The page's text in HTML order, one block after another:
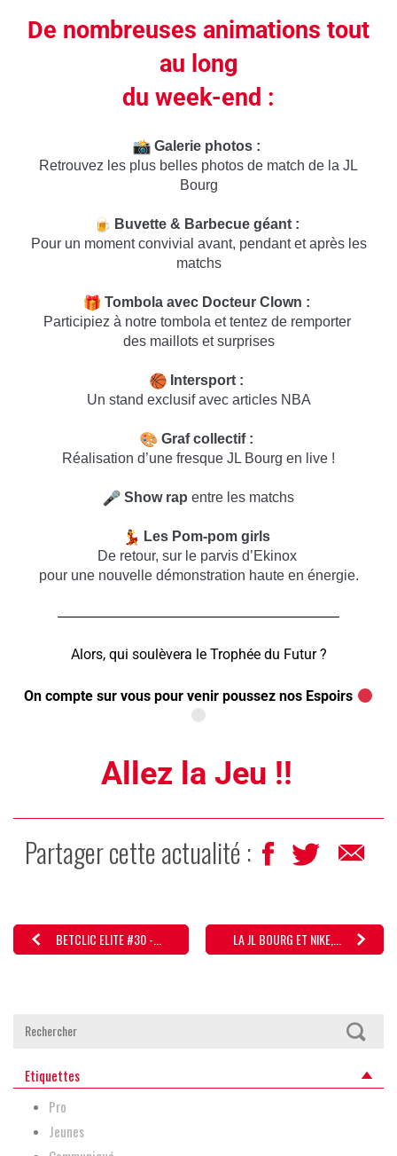
De nombreuses animations tout
au long
du week-end :
Galerie photos :
Retrouvez les plus belles photos de match de la JL
Bourg
Buvette & Barbecue géant :
Pour un moment convivial avant, pendant et après les
matchs
Tombola avec Docteur Clown :
Participiez à notre tombola et tentez de remporter
des maillots et surprises
Intersport :
Un stand exclusif avec articles NBA
Graf collectif :
Réalisation d’une fresque JL Bourg en live !
Show rap entre les matchs
Les Pom-pom girls
De retour, sur le parvis d’Ekinox
pour une nouvelle démonstration haute en énergie.
Alors, qui soulèvera le Trophée du Futur ?
On compte sur vous pour venir poussez nos Espoirs
Allez la Jeu !!
Partager cette actualité :
BETCLIC ELITE #30 -... LA JL BOURG ET NIKE,...
Etiquettes
Pro
Jeunes